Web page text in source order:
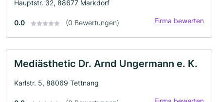
Hauptstr. 32, 88677 Markdorf
0.0 (0 Bewertungen) Firma bewerten
Mediästhetic Dr. Arnd Ungermann e. K.
Karlstr. 5, 88069 Tettnang